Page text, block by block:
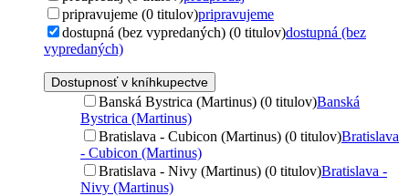
pripravujeme (0 titulov)pripravujeme
dostupná (bez vypredaných) (0 titulov)dostupná (bez
vypredaných)
Dostupnosť v kníhkupectve
Banská Bystrica (Martinus) (0 titulov)Banská
Bystrica (Martinus)
Bratislava - Cubicon (Martinus) (0 titulov)Bratislava
- Cubicon (Martinus)
Bratislava - Nivy (Martinus) (0 titulov)Bratislava -
Nivy (Martinus)